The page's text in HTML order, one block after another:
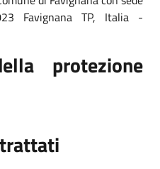
Favignana TP, Italia -
protezione